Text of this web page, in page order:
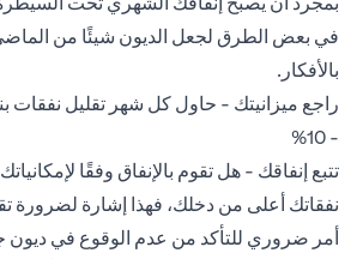
في بعض الطرق لجعل الديون شيئًا من
بالأفكار.
- 10%
تتبع إنفاقك - هل تقوم بالإنفاق وفقًا
نفقاتك أعلى من دخلك، فهذا إشارة لضرورة
أمر ضروري للتأكد من عدم الوقوع في ديون